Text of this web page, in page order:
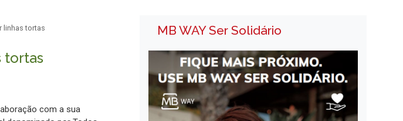
linhas tortas
tortas
com a sua
MB WAY Ser Solidário